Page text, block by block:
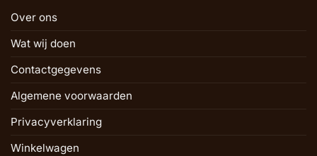
Over ons
Wat wij doen
Contactgegevens
Algemene voorwaarden
Privacyverklaring
Winkelwagen